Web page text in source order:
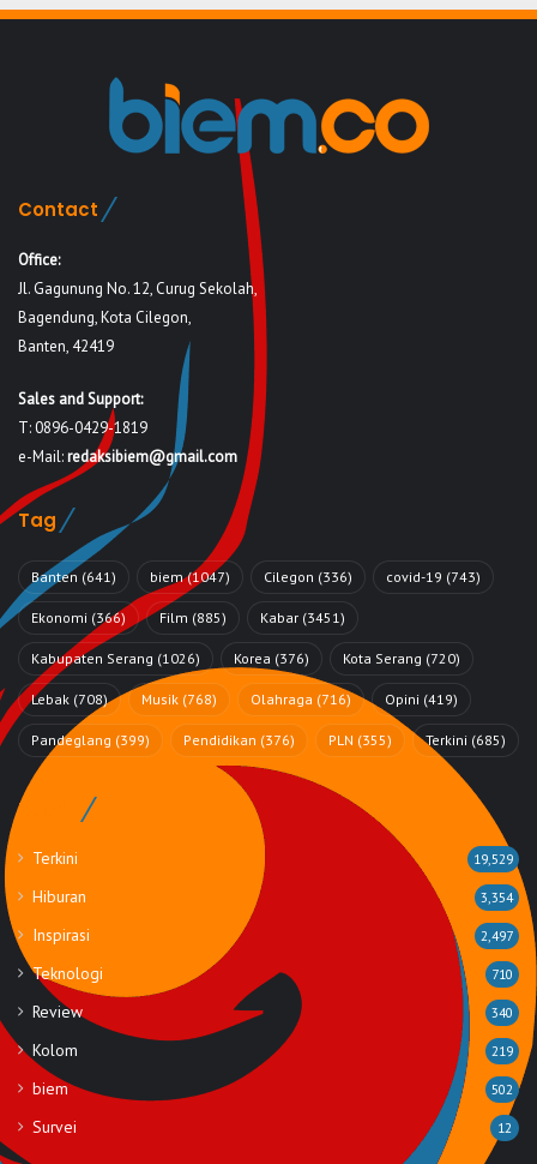
Contact
Office:
Jl. Gagunung No. 12, Curug Sekolah,
Bagendung, Kota Cilegon,
Banten, 42419
Sales and Support:
T: 0896-0429-1819
e-Mail:redaksibiem@gmail.com
Tag
Banten (641) biem(1047) Cilegon (336) covid-19 (743)
Ekonomi (366) Film (885) Kabar (3451)
Kabupaten Serang (1026) Korea (376) Kota Serang (720)
Lebak (708) Musik (768) Olahraga (716) Opini (419)
Pandeglang (399) Pendidikan (376) PLN (355) Terkini (685)
Rubrik
Terkini 19,529
Hiburan 3,354
Inspirasi 2,497
Teknologi 710
Review 340
Kolom 219
biem 502
Survei 12